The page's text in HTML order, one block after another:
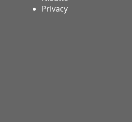
Privacy